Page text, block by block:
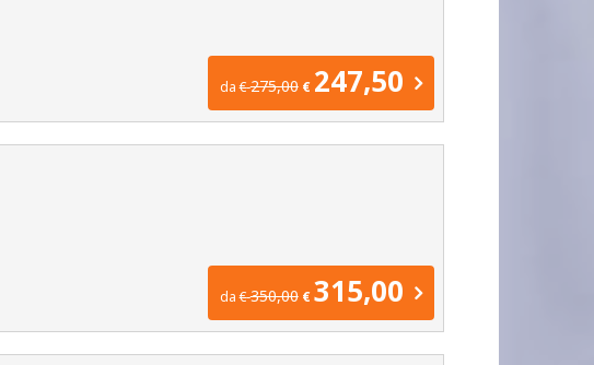
da€275,00 € 247,50
da€350,00 €315,00